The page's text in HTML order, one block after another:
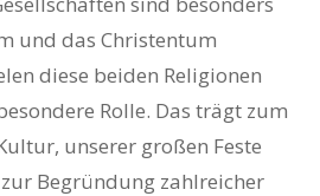
und das Christentum
diese beiden Religionen
Rolle. Das trägt zum
unserer großen Feste
Begründung zahlreicher